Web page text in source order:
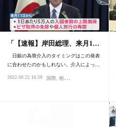
「【速報】岸田総理、来月1…
日銀の為替介入のタイミングはこの発表
に合わせたのかもしれない。介入によっ…
2022.09.22 16:59 国際 相場・投資